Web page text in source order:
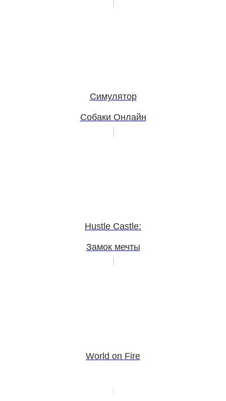
Симулятор
Собаки Онлайн
Hustle Castle:
Замок мечты
World on Fire